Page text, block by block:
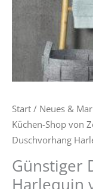
Start / Neues &
Küchen-Shop von
Duschvorhang
Günstiger
Harlequin